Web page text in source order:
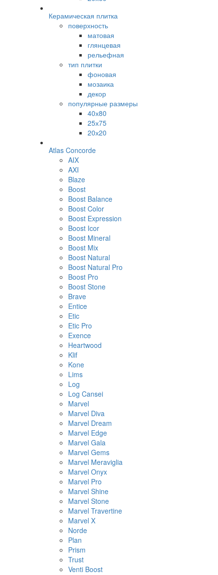
Керамическая плитка
поверхность
матовая
глянцевая
рельефная
тип плитки
фоновая
мозаика
декор
популярные размеры
40х80
25х75
20х20
Atlas Concorde
AIX
AXI
Blaze
Boost
Boost Balance
Boost Color
Boost Expression
Boost Icor
Boost Mineral
Boost Mix
Boost Natural
Boost Natural Pro
Boost Pro
Boost Stone
Brave
Entice
Etic
Etic Pro
Exence
Heartwood
Klif
Kone
Lims
Log
Log Cansei
Marvel
Marvel Diva
Marvel Dream
Marvel Edge
Marvel Gala
Marvel Gems
Marvel Meraviglia
Marvel Onyx
Marvel Pro
Marvel Shine
Marvel Stone
Marvel Travertine
Marvel X
Norde
Plan
Prism
Trust
Venti Boost